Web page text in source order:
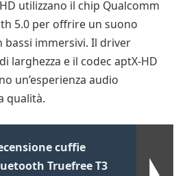
HD utilizzano il chip Qualcomm
5.0 per offrire un suono
immersivi. Il driver
larghezza e il codec aptX-HD
un’esperienza audio
qualità.
cuffie
Truefree T3